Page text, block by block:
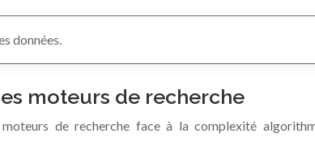
données.
moteurs de recherche
de recherche face à la complexité